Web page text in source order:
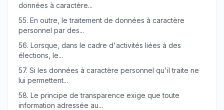
données à caractère...
55. En outre, le traitement de données à caractère
personnel par des...
56. Lorsque, dans le cadre d'activités liées à des
élections, le...
57. Si les données à caractère personnel qu'il traite ne
lui permettent...
58. Le principe de transparence exige que toute
information adressée au...